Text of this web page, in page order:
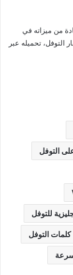
من ميزاته في
تحميله عبر
التوفل
للتوفل
كلمات التوفل